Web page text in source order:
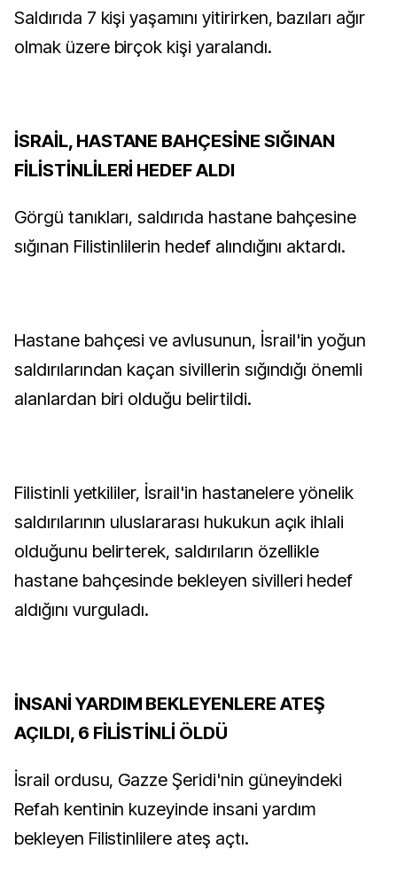
Saldırıda 7 kişi yaşamını yitirirken, bazıları ağır
olmak üzere birçok kişi yaralandı.
İSRAİL, HASTANE BAHÇESİNE SIĞINAN
FİLİSTİNLİLERİ HEDEF ALDI
Görgü tanıkları, saldırıda hastane bahçesine
sığınan Filistinlilerin hedef alındığını aktardı.
Hastane bahçesi ve avlusunun, İsrail'in yoğun
saldırılarından kaçan sivillerin sığındığı önemli
alanlardan biri olduğu belirtildi.
Filistinli yetkililer, İsrail'in hastanelere yönelik
saldırılarının uluslararası hukukun açık ihlali
olduğunu belirterek, saldırıların özellikle
hastane bahçesinde bekleyen sivilleri hedef
aldığını vurguladı.
İNSANİ YARDIM BEKLEYENLERE ATEŞ
AÇILDI, 6 FİLİSTİNLİ ÖLDÜ
İsrail ordusu, Gazze Şeridi'nin güneyindeki
Refah kentinin kuzeyinde insani yardım
bekleyen Filistinlilere ateş açtı.